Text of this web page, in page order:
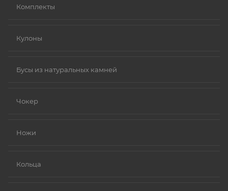
Комплекты
Кулоны
Бусы из натуральных камней
Чокер
Ножи
Кольца